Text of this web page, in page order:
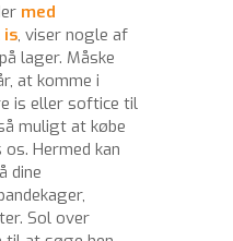
med
is, viser nogle af
lager. Måske
at komme i
is eller softice til
muligt at købe
Hermed kan
dine
Sol over